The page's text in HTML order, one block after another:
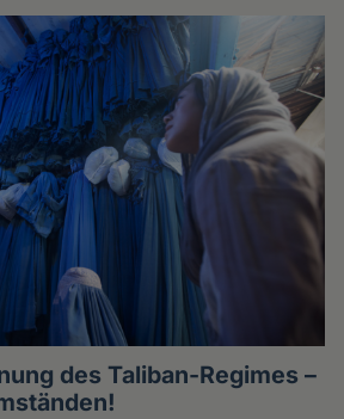
des Taliban-Regimes –